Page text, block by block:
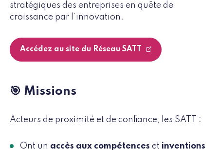
stratégiques des entreprises en quête de
croissance par l’innovation.
Accédez au site du Réseau SATT
🎯 Missions
Acteurs de proximité et de confiance, les SATT :
Ont un accès aux compétences et inventions